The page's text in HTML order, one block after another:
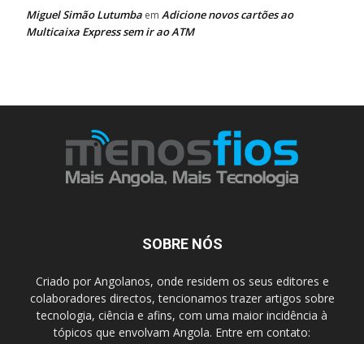
Miguel Simão Lutumba em Adicione novos cartões ao
Multicaixa Express sem ir ao ATM
SOBRE NÓS
Criado por Angolanos, onde residem os seus editores e
colaboradores directos, tencionamos trazer artigos sobre
tecnologia, ciência e afins, com uma maior incidência à
tópicos que envolvam Angola. Entre em contato: